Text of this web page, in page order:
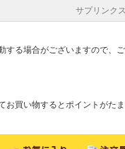
サプリンク
る場合がございますので、ご
お買い物するとポイントがた